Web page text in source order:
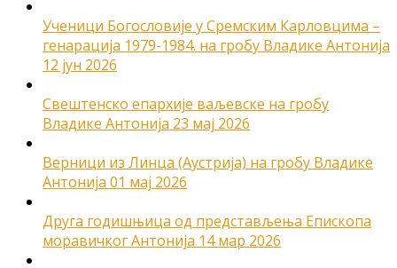
Ученици Богословије у Сремским Карловцима –
генарација 1979-1984. на гробу Владике Антонија
12 јун 2026
Свештенско епархије ваљевске на гробу
Владике Антонија 23 мај 2026
Верници из Линца (Аустрија) на гробу Владике
Антонија 01 мај 2026
Друга годишњица од представљења Епископа
моравичког Антонија 14 мар 2026